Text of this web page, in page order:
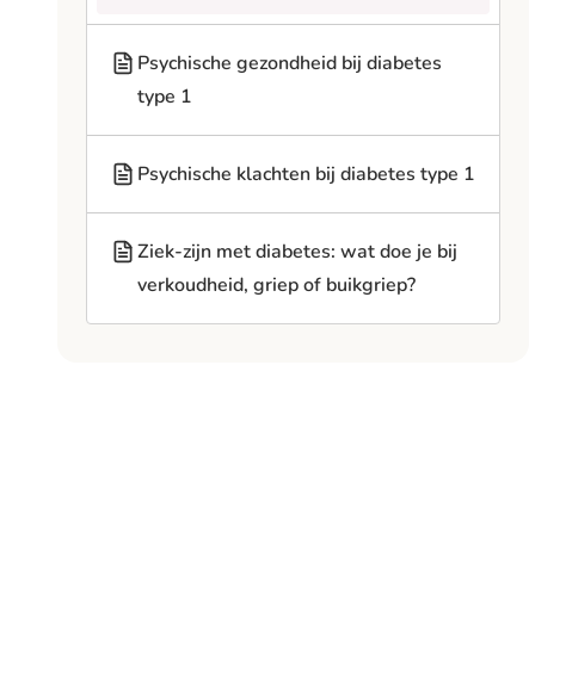
Psychische gezondheid bij diabetes
type 1
Psychische klachten bij diabetes type 1
Ziek-zijn met diabetes: wat doe je bij
verkoudheid, griep of buikgriep?